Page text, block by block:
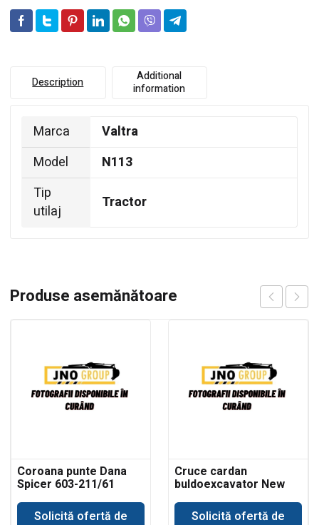
Description
Additional
information
Marca
Valtra
Model
N113
Tip
utilaj
Tractor
Produse asemănătoare
Coroana punte Dana
Spicer 603-211/61
Solicită ofertă de
Cruce cardan
buldoexcavator New
Solicită ofertă de